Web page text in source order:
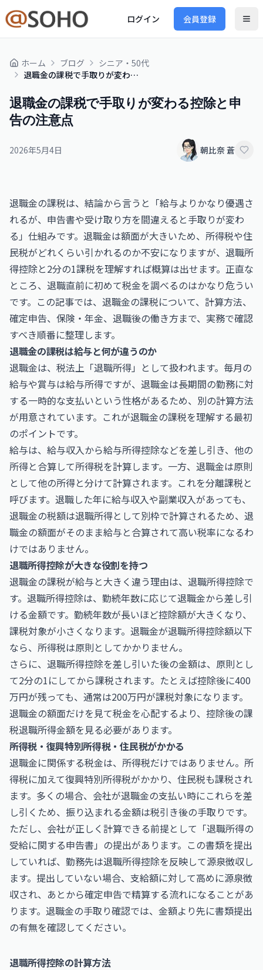
ログイン 会員登録
ホーム ブログ
シニア・50代
退職金の課税で手取りが変わる控除と申告の注意点
退職金の課税で手取りが変わる控除と申
告の注意点
2026年5月4日 朝比奈 蒼
退職金の課税は、結論から言うと「給与よりかなり優遇さ
れるが、申告書や受け取り方を間違えると手取りが変わ
る」仕組みです。退職金は額面が大きいため、所得税や住
民税がどれくらい引かれるのか不安になりますが、退職所
得控除と2分の1課税を理解すれば概算は出せます。正直な
ところ、退職直前に初めて税金を調べるのはかなり危うい
です。この記事では、退職金の課税について、計算方法、
確定申告、保険・年金、退職後の働き方まで、実務で確認
すべき順番に整理します。
退職金の課税は給与と何が違うのか
退職金は、税法上「退職所得」として扱われます。毎月の
給与や賞与は給与所得ですが、退職金は長期間の勤務に対
する一時的な支払いという性格があるため、別の計算方法
が用意されています。これが退職金の課税を理解する最初
のポイントです。
給与は、給与収入から給与所得控除などを差し引き、他の
所得と合算して所得税を計算します。一方、退職金は原則
として他の所得と分けて計算されます。これを分離課税と
呼びます。退職した年に給与収入や副業収入があっても、
退職金の税額は退職所得として別枠で計算されるため、退
職金の額面がそのまま給与と合算されて高い税率になるわ
けではありません。
退職所得控除が大きな役割を持つ
退職金の課税が給与と大きく違う理由は、退職所得控除で
す。退職所得控除は、勤続年数に応じて退職金から差し引
ける金額です。勤続年数が長いほど控除額が大きくなり、
課税対象が小さくなります。退職金が退職所得控除額以下
なら、所得税は原則としてかかりません。
さらに、退職所得控除を差し引いた後の金額は、原則とし
て2分の1にしてから課税されます。たとえば控除後に400
万円が残っても、通常は200万円が課税対象になります。
退職金の額面だけを見て税金を心配するより、控除後の課
税退職所得金額を見る必要があります。
所得税・復興特別所得税・住民税がかかる
退職金に関係する税金は、所得税だけではありません。所
得税に加えて復興特別所得税がかかり、住民税も課税され
ます。多くの場合、会社が退職金の支払い時にこれらを差
し引くため、振り込まれる金額は税引き後の手取りです。
ただし、会社が正しく計算できる前提として「退職所得の
受給に関する申告書」の提出があります。この書類を提出
していれば、勤務先は退職所得控除を反映して源泉徴収し
ます。提出していない場合、支給額に対して高めに源泉徴
収され、あとから確定申告で精算する流れになることがあ
ります。退職金の手取り確認では、金額より先に書類提出
の有無を確認してください。
退職所得控除の計算方法